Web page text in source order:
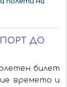
ДО
билет
времето и